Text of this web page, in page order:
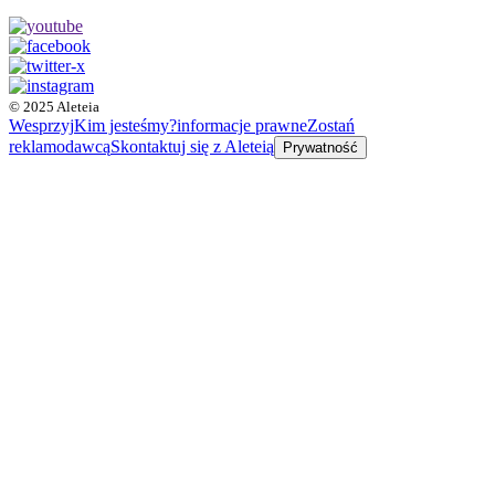
© 2025 Aleteia
WesprzyjKim jesteśmy?informacje prawneZostań
reklamodawcąSkontaktuj się z Aleteią Prywatność